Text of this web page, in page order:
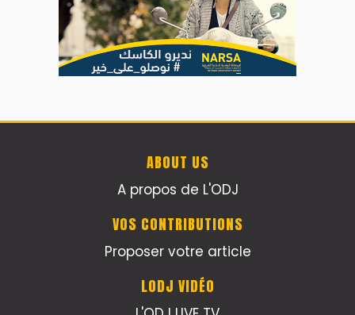
ABOUT US
A propos de L'ODJ
VOS CONTRIBUTIONS
Proposer votre article
LODJ VIDÉO